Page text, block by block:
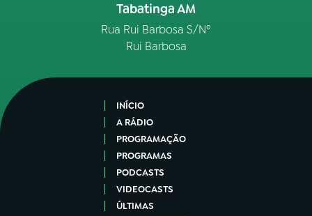
Tabatinga AM
Rua Rui Barbosa S/Nº
Rui Barbosa
INÍCIO
A RÁDIO
PROGRAMAÇÃO
PROGRAMAS
PODCASTS
VIDEOCASTS
ÚLTIMAS